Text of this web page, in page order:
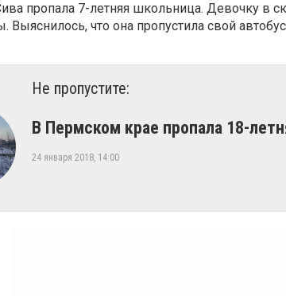
пропала 7-летняя школьница. Девочку в
Выяснилось, что она пропустила свой
Не пропустите:
В Пермском крае пропала 18-
24 января 2018, 14:00